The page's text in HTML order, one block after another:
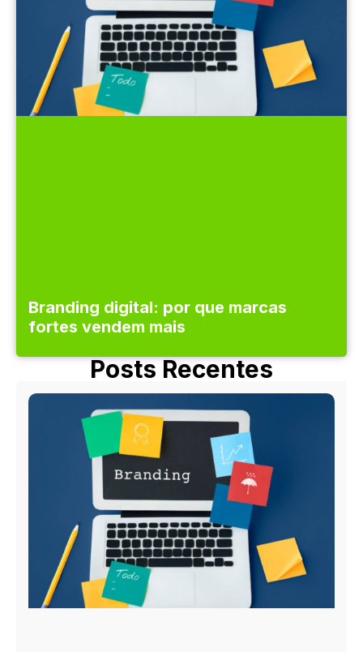
Branding digital: por que marcas
fortes vendem mais
Posts Recentes